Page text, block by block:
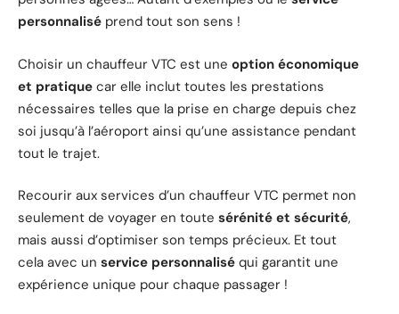
personnalisé prend tout son sens !
Choisir un chauffeur VTC est une option économique
et pratique car elle inclut toutes les prestations
nécessaires telles que la prise en charge depuis chez
soi jusqu’à l’aéroport ainsi qu’une assistance pendant
tout le trajet.
Recourir aux services d’un chauffeur VTC permet non
seulement de voyager en toute sérénité et sécurité,
mais aussi d’optimiser son temps précieux. Et tout
cela avec un service personnalisé qui garantit une
expérience unique pour chaque passager !